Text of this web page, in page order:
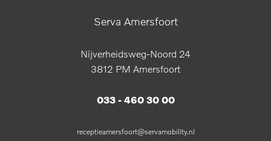
Serva Amersfoort
Nijverheidsweg-Noord 24
3812 PM Amersfoort
033 - 460 30 00
receptieamersfoort@servamobility.nl